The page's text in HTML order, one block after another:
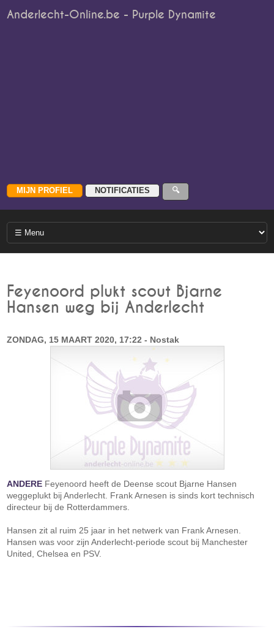
Anderlecht-Online.be - Purple Dynamite
Feyenoord plukt scout Bjarne
Hansen weg bij Anderlecht
ZONDAG, 15 MAART 2020, 17:22 - Nostak
ANDERE Feyenoord heeft de Deense scout Bjarne Hansen
weggeplukt bij Anderlecht. Frank Arnesen is sinds kort technisch
directeur bij de Rotterdammers.
Hansen zit al ruim 25 jaar in het netwerk van Frank Arnesen.
Hansen was voor zijn Anderlecht-periode scout bij Manchester
United, Chelsea en PSV.